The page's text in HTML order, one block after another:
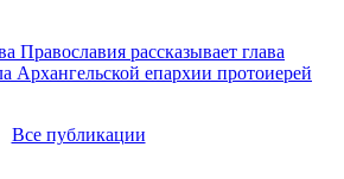
Православия рассказывает глава
Архангельской епархии протоиерей
Все публикации